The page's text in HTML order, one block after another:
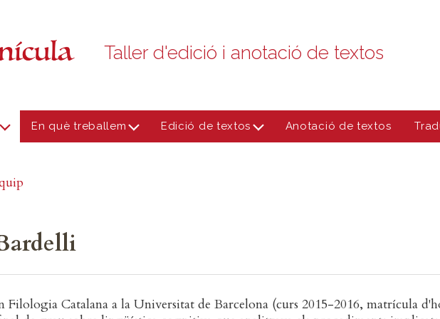
Taller d'edició i anotació de textos
En què treballem Edició de textos Anotació de textos
Filologia Catalana a la Universitat de Barcelona (curs 2015-2016, matrícula